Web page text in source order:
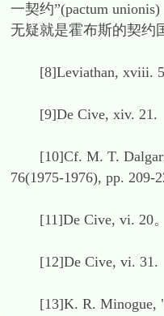
一契约”(pactum
无疑就是霍布斯的契约
[8]Leviathan, xviii. 5-
[9]De Cive, xiv. 21.
[10]Cf. M. T.
76(1975-1976), pp. 209-
[11]De Cive, vi. 20。
[12]De Cive, vi. 31.
[13]K. R. Minogue,